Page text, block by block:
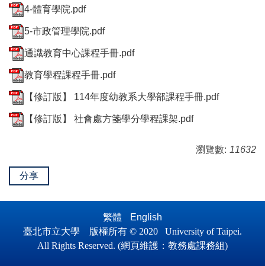
4-體育學院.pdf
5-市政管理學院.pdf
通識教育中心課程手冊.pdf
教育學程課程手冊.pdf
【修訂版】 114年度幼教系大學部課程手冊.pdf
【修訂版】 社會處方箋學分學程課架.pdf
瀏覽數: 11632
分享
繁體 English
臺北市立大學 版權所有 © 2020 University of Taipei.
All Rights Reserved. (網頁維護 ： 教務處課務組)